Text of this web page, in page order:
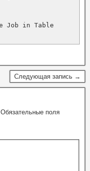
Следующая запись →
Обязательные поля